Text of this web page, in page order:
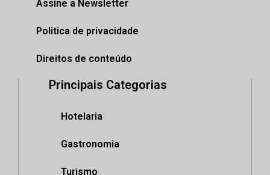
Assine a Newsletter
Politica de privacidade
Direitos de conteúdo
Principais Categorias
Hotelaria
Gastronomia
Turismo